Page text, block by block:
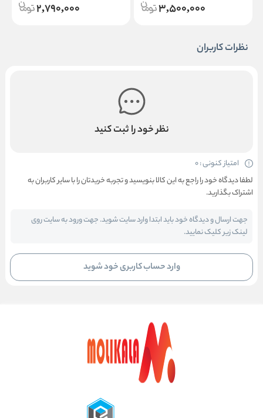
3,500,000
2,790,000
نظرات کاربران
نظر خود را ثبت کنید
امتیاز کنونی : 0
لطفا دیدگاه خود را راجع به این کالا بنویسید و تجربه خریدتان را با سایر کاربران به
اشتراک بگذارید.
جهت ارسال و دیدگاه خود باید ابتدا وارد سایت شوید. جهت ورود به سایت روی
لینک زیر کلیک نمایید.
وارد حساب کاربری خود شوید